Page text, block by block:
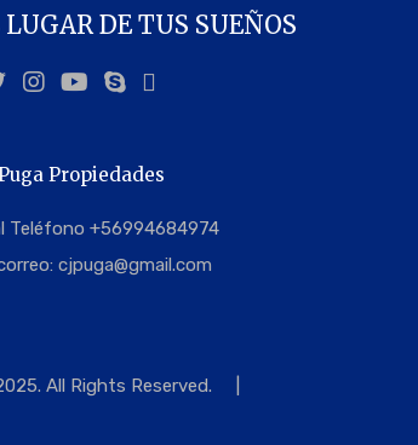
DE TUS SUEÑOS
Propiedades
Teléfono +56994684974
cjpuga@gmail.com
All Rights Reserved.